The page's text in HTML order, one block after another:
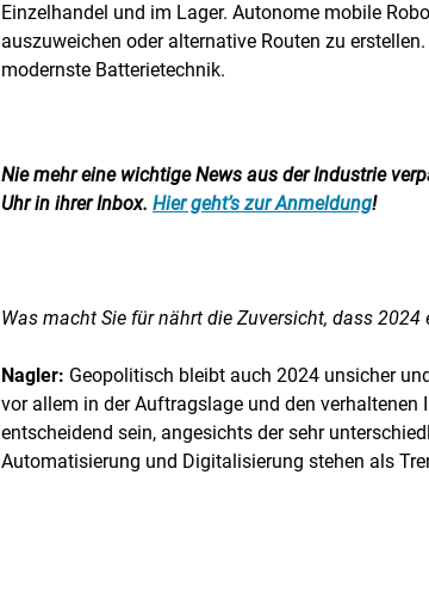
Einzelhandel und im Lager. Autonome mobile
auszuweichen oder alternative Routen zu
modernste Batterietechnik.
Nie mehr eine wichtige News aus der Industrie
Uhr in ihrer Inbox. Hier geht’s zur Anmeldung!
Was macht Sie für nährt die Zuversicht, dass
Nagler: Geopolitisch bleibt auch 2024 unsicher
vor allem in der Auftragslage und den
entscheidend sein, angesichts der sehr
Automatisierung und Digitalisierung stehen als